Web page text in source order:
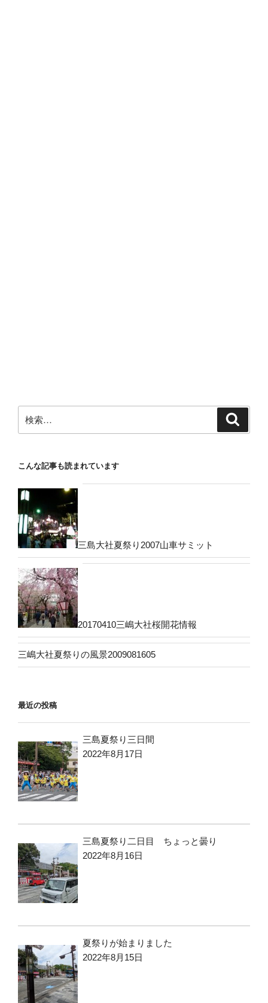
索:
こんな記事も読まれています
三島大社夏祭り2007山車サミット
20170410三嶋大社桜開花情報
三嶋大社夏祭りの風景2009081605
最近の投稿
三島夏祭り三日間
2022年8月17日
三島夏祭り二日目 ちょっと曇り
2022年8月16日
夏祭りが始まりました
2022年8月15日